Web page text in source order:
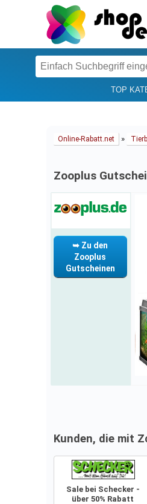
TOP
Online-Rabatt.net »
Zooplus
➥ Zu den
Zooplus
Gutscheinen
Kunden, die mit
Sale bei Schecker -
über 50% Rabatt